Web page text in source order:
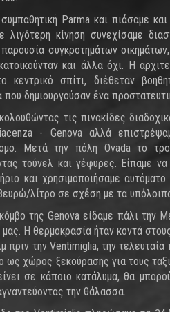
Parma και πιάσαμε
λιγότερη κίνηση συνεχίσαμε
συγκροτημάτων
και άλλα όχι. Η
κεντρικό σπίτι, διέθεταν
δημιουργούσαν ένα
τις πινακίδες
- Genova αλλά
Μετά την πόλη Ovada το
τούνελ και γέφυρες. Είπαμε
και χρησιμοποιήσαμε
λίτρο σε σχέση με τα
της Genova είδαμε πάλι την
Η θερμοκρασία ήταν κοντά
πριν την Ventimiglia, την
ως χώρος ξεκούρασης για τους
σε κάποιο κατάλυμα, θα
την θάλασσα.